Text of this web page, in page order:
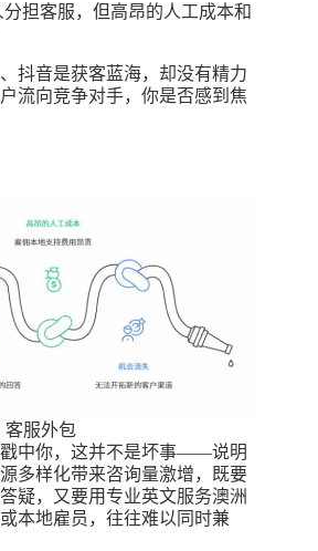
分担客服，但高昂的人工成本和
抖音是获客蓝海，却没有精力
流向竞争对手，你是否感到焦
客服外包
中你，这并不是坏事——说明
多样化带来咨询量激增，既要
疑，又要用专业英文服务澳洲
本地雇员，往往难以同时兼